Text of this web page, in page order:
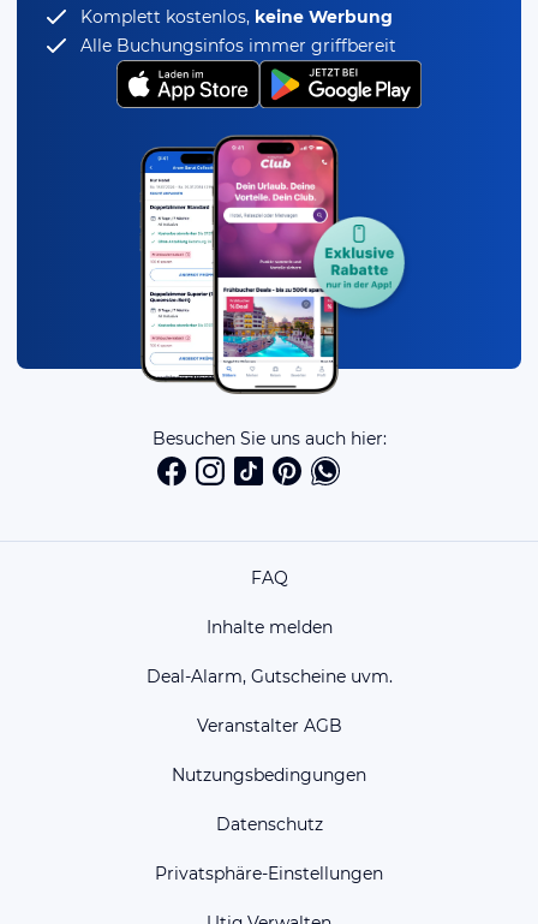
Komplett kostenlos, keine Werbung
Alle Buchungsinfos immer griffbereit
Besuchen Sie uns auch hier:
FAQ
Inhalte melden
Deal-Alarm, Gutscheine uvm.
Veranstalter AGB
Nutzungsbedingungen
Datenschutz
Privatsphäre-Einstellungen